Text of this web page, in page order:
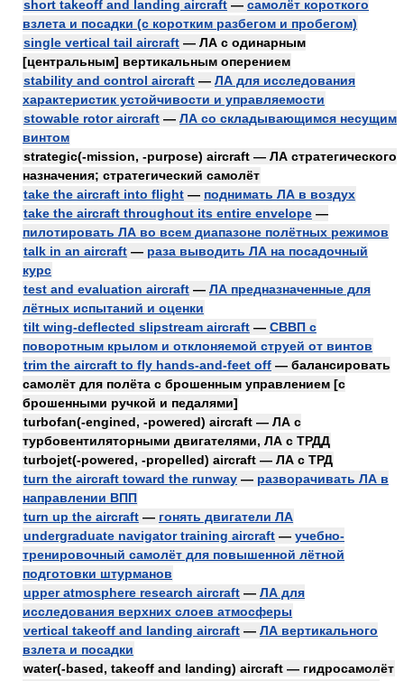
short takeoff and landing aircraft — самолёт короткого
взлета и посадки (с коротким разбегом и пробегом)
single vertical tail aircraft — ЛА с одинарным
[центральным] вертикальным оперением
stability and control aircraft — ЛА для исследования
характеристик устойчивости и управляемости
stowable rotor aircraft — ЛА со складывающимся несущим
винтом
strategic(-mission, -purpose) aircraft — ЛА стратегического
назначения; стратегический самолёт
take the aircraft into flight — поднимать ЛА в воздух
take the aircraft throughout its entire envelope —
пилотировать ЛА во всем диапазоне полётных режимов
talk in an aircraft — раза выводить ЛА на посадочный
курс
test and evaluation aircraft — ЛА предназначенные для
лётных испытаний и оценки
tilt wing-deflected slipstream aircraft — СВВП с
поворотным крылом и отклоняемой струей от винтов
trim the aircraft to fly hands-and-feet off — балансировать
самолёт для полёта с брошенным управлением [с
брошенными ручкой и педалями]
turbofan(-engined, -powered) aircraft — ЛА с
турбовентиляторными двигателями, ЛА с ТРДД
turbojet(-powered, -propelled) aircraft — ЛА с ТРД
turn the aircraft toward the runway — разворачивать ЛА в
направлении ВПП
turn up the aircraft — гонять двигатели ЛА
undergraduate navigator training aircraft — учебно-
тренировочный самолёт для повышенной лётной
подготовки штурманов
upper atmosphere research aircraft — ЛА для
исследования верхних слоев атмосферы
vertical takeoff and landing aircraft — ЛА вертикального
взлета и посадки
water(-based, takeoff and landing) aircraft — гидросамолёт